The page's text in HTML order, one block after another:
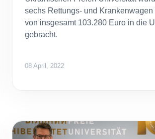
sechs Rettungs- und Krankenwagen
von insgesamt 103.280 Euro in die
gebracht.
08 April, 2022